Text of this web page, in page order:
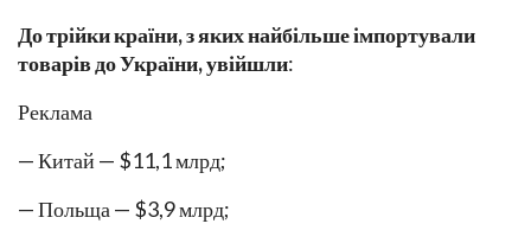
До трійки країни, з яких найбільше імпортували
товарів до України, увійшли:
Реклама
— Китай — $11,1 млрд;
— Польща — $3,9 млрд;